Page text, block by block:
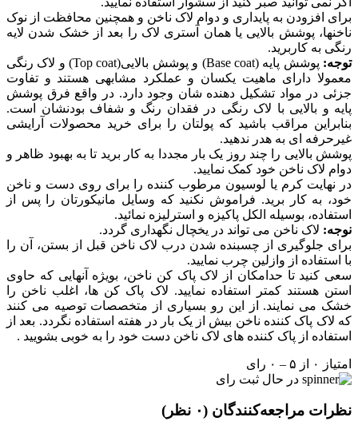
برای افزودن به پایداری و دوام لاک ناخن و همچنین محافظت از نوک
ناخنها، پوشش بالایی یا همان آستری لاک را بعد از خشک شدن لایه
رنگی به کاربرید.
توجه:
پوشش پایه (Base coat) و پوشش بالایی(Top coat) و لاک رنگی
معمولا دارای ماهیت یکسان و عملکرد مشابهی هستند و تفاوت
جزئی در مواد تشکیل دهنده شان وجود دارد. در واقع فرق پوشش
پایه و بالایی با لاک رنگی در فقدان رنگ و شفاف بودنشان است.
بنابراین مراقب باشید که پولتان را برای خرید محصولات آرایشی
غیرحرفه ای به هدر ندهید.
پوشش بالایی را چند روز یک بار مجددا به کار برید تا به بهبود ظاهر و
دوام لاک ناخن خود کمک نمایید.
در نهایت کرم یا لوسیون مرطوب کننده را برای روی دست و ناخن
خود، به کار برید. فراموش نکنید که وسایل مانیکورتان را پس از
استفاده، بوسیله الکل پاکیزه و استرلیزه نمائید.
نوجه: لاک ناخن می تواند در یخچال نگهداری گردد.
برای جلوگیری از چسبنده شدن درب لاک ناخن قبل از بستن، آن را
با استفاده از وازلین چرب نمایید.
سعی کنید تا حدامکان از لاک پاک کن ناخن، بویژه آنهایی که حاوی
استن هستند کمتر استفاده نمایید. لاک پاک کن ها، اغلب ناخن را
خشک می نمایند. از این رو بسیاری از متخصصات توصیه می کنند
که لاک پاک کننده ناخن بیش از یک بار در هفته استفاده نگردد. بعد از
استفاده از پاک کننده های لاک ناخن دست خود را به خوبی بشویید .
امتیاز ۰ از ۵ – ۰ رای
در حال ثبت رای
نظرات مراجعه‌کنندگان (۰ نظر)